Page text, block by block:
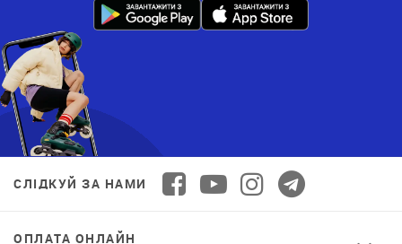
СЛІДКУЙ ЗА НАМИ
ОПЛАТА ОНЛАЙН